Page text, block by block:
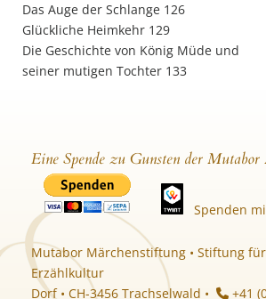
Das Auge der Schlange 126
Glückliche Heimkehr 129
Die Geschichte von König Müde und
seiner mutigen Tochter 133
Eine Spende zu Gunsten der
Spenden
Mutabor Märchenstiftung • Stiftung
Erzählkultur
Dorf • CH-3456 Trachselwald •
+41